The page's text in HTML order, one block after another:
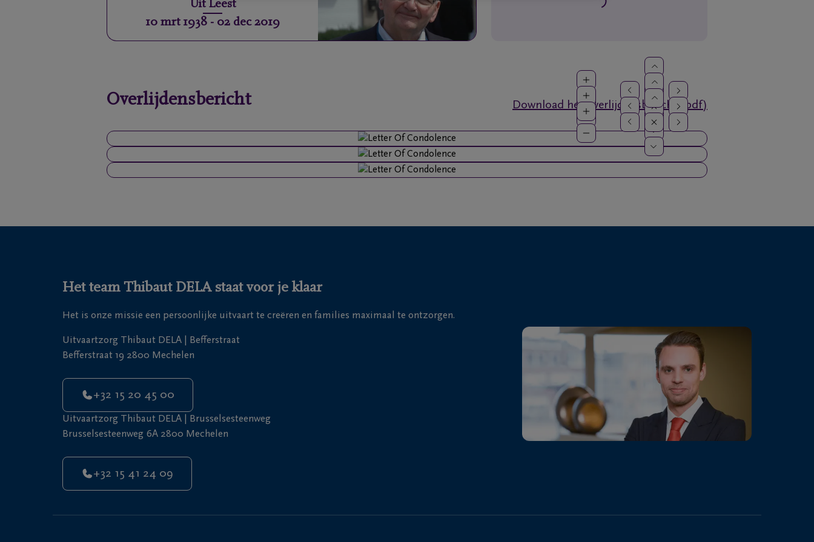
Uit Leest
10 mrt 1938 - 02 dec 2019
Overlijdensbericht Download het overlijdensbericht (pdf)
Het team Thibaut DELA staat voor je klaar
Het is onze missie een persoonlijke uitvaart te creëren en families maximaal te ontzorgen.
Uitvaartzorg Thibaut DELA | Befferstraat
Befferstraat 19 2800 Mechelen
+32 15 20 45 00
Uitvaartzorg Thibaut DELA | Brusselsesteenweg
Brusselsesteenweg 6A 2800 Mechelen
+32 15 41 24 09